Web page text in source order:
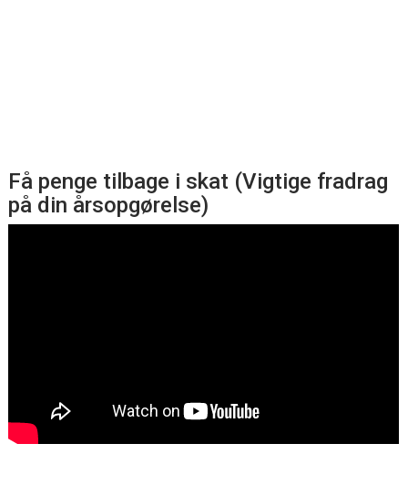
Få penge tilbage i skat (Vigtige fradrag
på din årsopgørelse)